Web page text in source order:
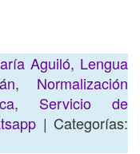
Aguiló, Lengua
, Normalización
, Servicio de
| Categorías: